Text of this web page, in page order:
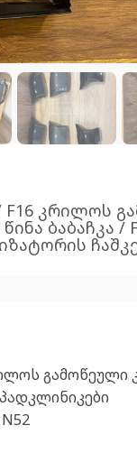
/ F16 კრილოს
წინა
პადკლინიკები